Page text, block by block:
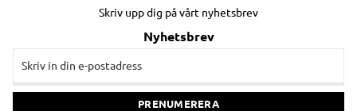
Skriv upp dig på vårt nyhetsbrev
Nyhetsbrev
PRENUMERERA